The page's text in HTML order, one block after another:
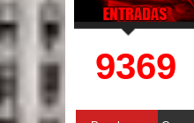
9369